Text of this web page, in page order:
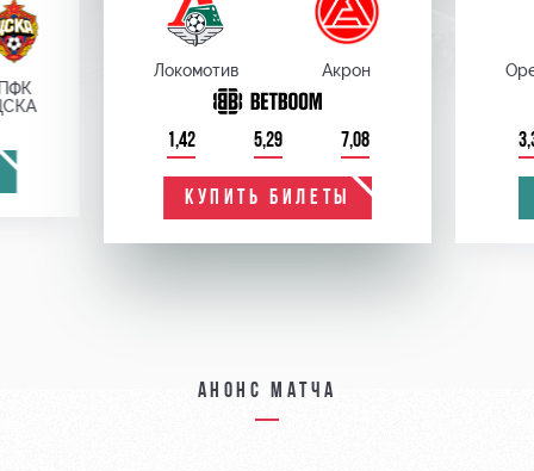
Локомотив Акрон
1,42 5,29 7,08
КУПИТЬ БИЛЕТЫ
Анонс матча